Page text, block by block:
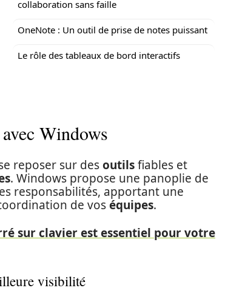
collaboration sans faille
OneNote : Un outil de prise de notes puissant
Le rôle des tableaux de bord interactifs
Windows
reposer sur desoutilsfiables et
. Windows propose une panoplie de
responsabilités, apportant une
de voséquipes.
sur clavier est essentiel pour votre
visibilité